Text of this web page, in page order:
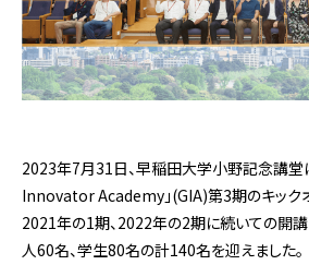
2023年7月31日、早稲田大学小野記念講堂
Innovator Academy」(GIA)第3期のキック
2021年の1期、2022年の2期に続いての開
人60名、学生80名の計140名を迎えました。